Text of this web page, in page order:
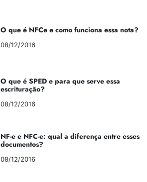
O que é NFCe e como funciona essa nota?
08/12/2016
O que é SPED e para que serve essa
escrituração?
08/12/2016
NF-e e NFC-e: qual a diferença entre esses
documentos?
08/12/2016